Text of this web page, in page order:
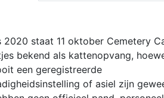
2020 staat 11 oktober Cemetery
bekend als kattenopvang,
een geregistreerde
of asiel zijn